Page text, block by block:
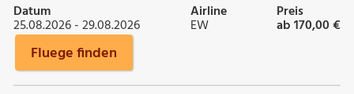
Datum
25.08.2026 - 29.08.2026
Airline
EW
Preis
ab 170,00 €
Fluege finden